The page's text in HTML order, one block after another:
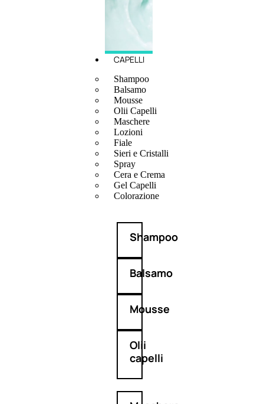
CAPELLI
Shampoo
Balsamo
Mousse
Olii Capelli
Maschere
Lozioni
Fiale
Sieri e Cristalli
Spray
Cera e Crema
Gel Capelli
Colorazione
Shampoo
Balsamo
Mousse
Olii
capelli